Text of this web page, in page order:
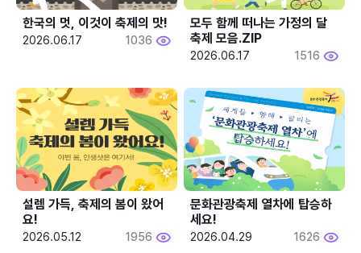
한국의 멋, 이것이 축제의 맛!
2026.06.17 1036
모두 함께 떠나는 가정의 달
축제 모음.ZIP
2026.06.17 1516
설렘 가득, 축제의 봄이 왔어
요!
2026.05.12 1956
문화관광축제 열차에 탑승하
세요!
2026.04.29 1626